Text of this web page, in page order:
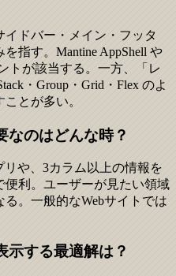
ドバー・メイン・フッタ
指す。Mantine AppShell や
トが該当する。一方、「レ
・Group・Grid・Flex のよ
とが多い。
なのはどんな時？
リや、3カラム以上の情報を
利。ユーザーが見たい領域
。一般的なWebサイトでは
示する最適解は？